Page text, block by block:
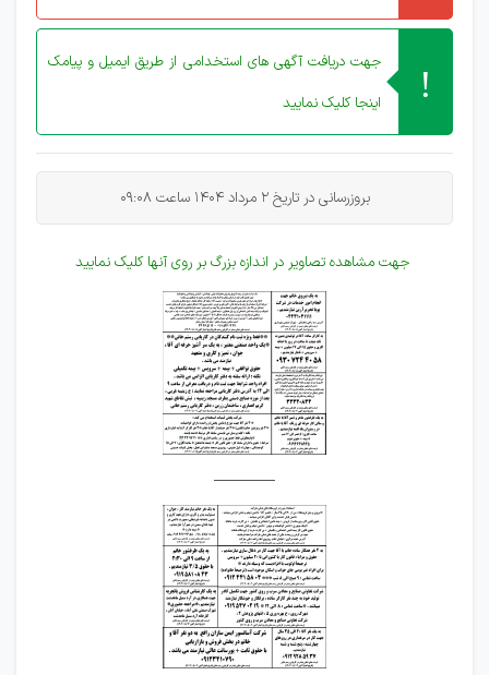
جهت دریافت آگهی های استخدامی از طریق ایمیل و پیامک
اینجا کلیک نمایید
بروزرسانی در تاریخ 2 مرداد 1404 ساعت 09:08
جهت مشاهده تصاویر در اندازه بزرگ بر روی آنها کلیک نمایید
________